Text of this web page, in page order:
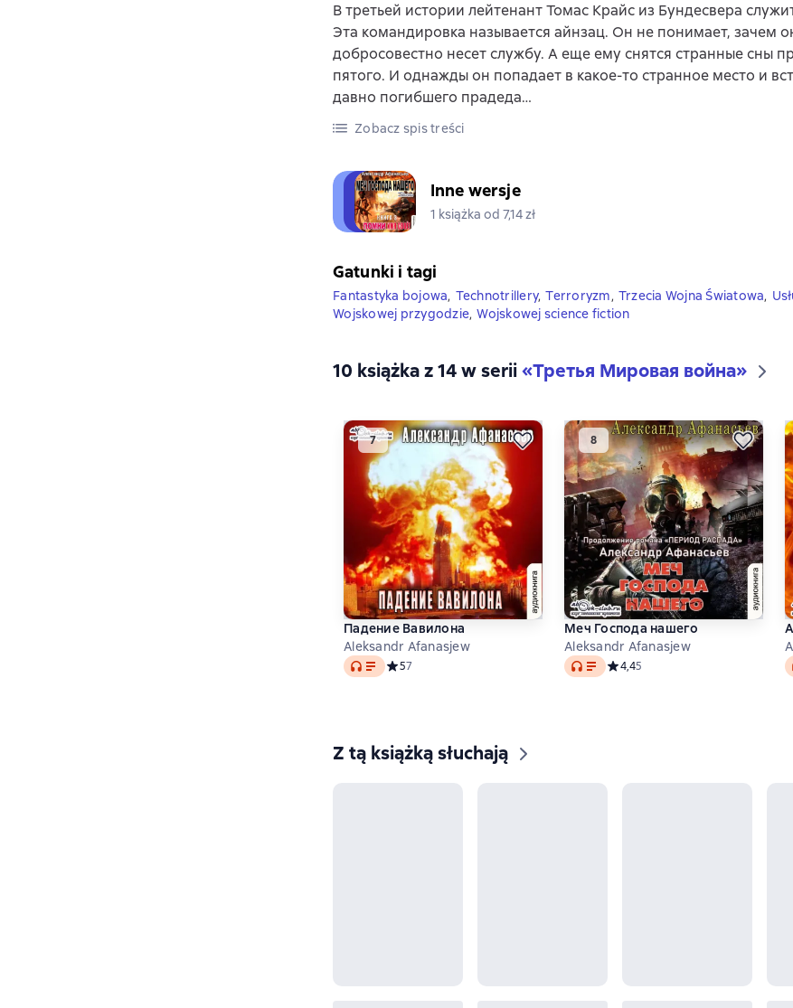
В третьей истории лейтенант Томас Крайс из Бундесвера
Эта командировка называется айнзац. Он не понимает, зачем
добросовестно несет службу. А еще ему снятся странные сны
пятого. И однажды он попадает в какое-то странное место и
давно погибшего прадеда…
Zobacz spis treści
Inne wersje
1 książka od 7,14 zł
Gatunki i tagi
Fantastyka bojowa, Technotrillery, Terroryzm, Trzecia Wojna Światowa,
Wojskowej przygodzie, Wojskowej science fiction
10 książka z 14 w serii«Третья Мировая война»
Падение Вавилона
Aleksandr Afanasjew
Audio Средний рейтинг 5 на основе 7 оценок
57
Меч Господа нашего
Aleksandr Afanasjew
Audio Средний рейтинг 4,4 на основе 5
4,45
Z tą książką słuchają